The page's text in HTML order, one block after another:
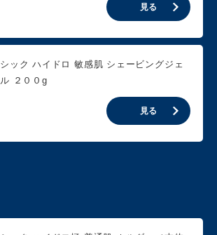
見る
シック ハイドロ 敏感肌 シェービングジェ
ル ２００g
見る